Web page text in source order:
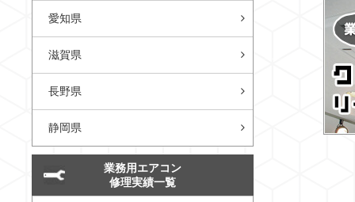
愛知県
滋賀県
長野県
静岡県
業務用エアコン
修理実績一覧